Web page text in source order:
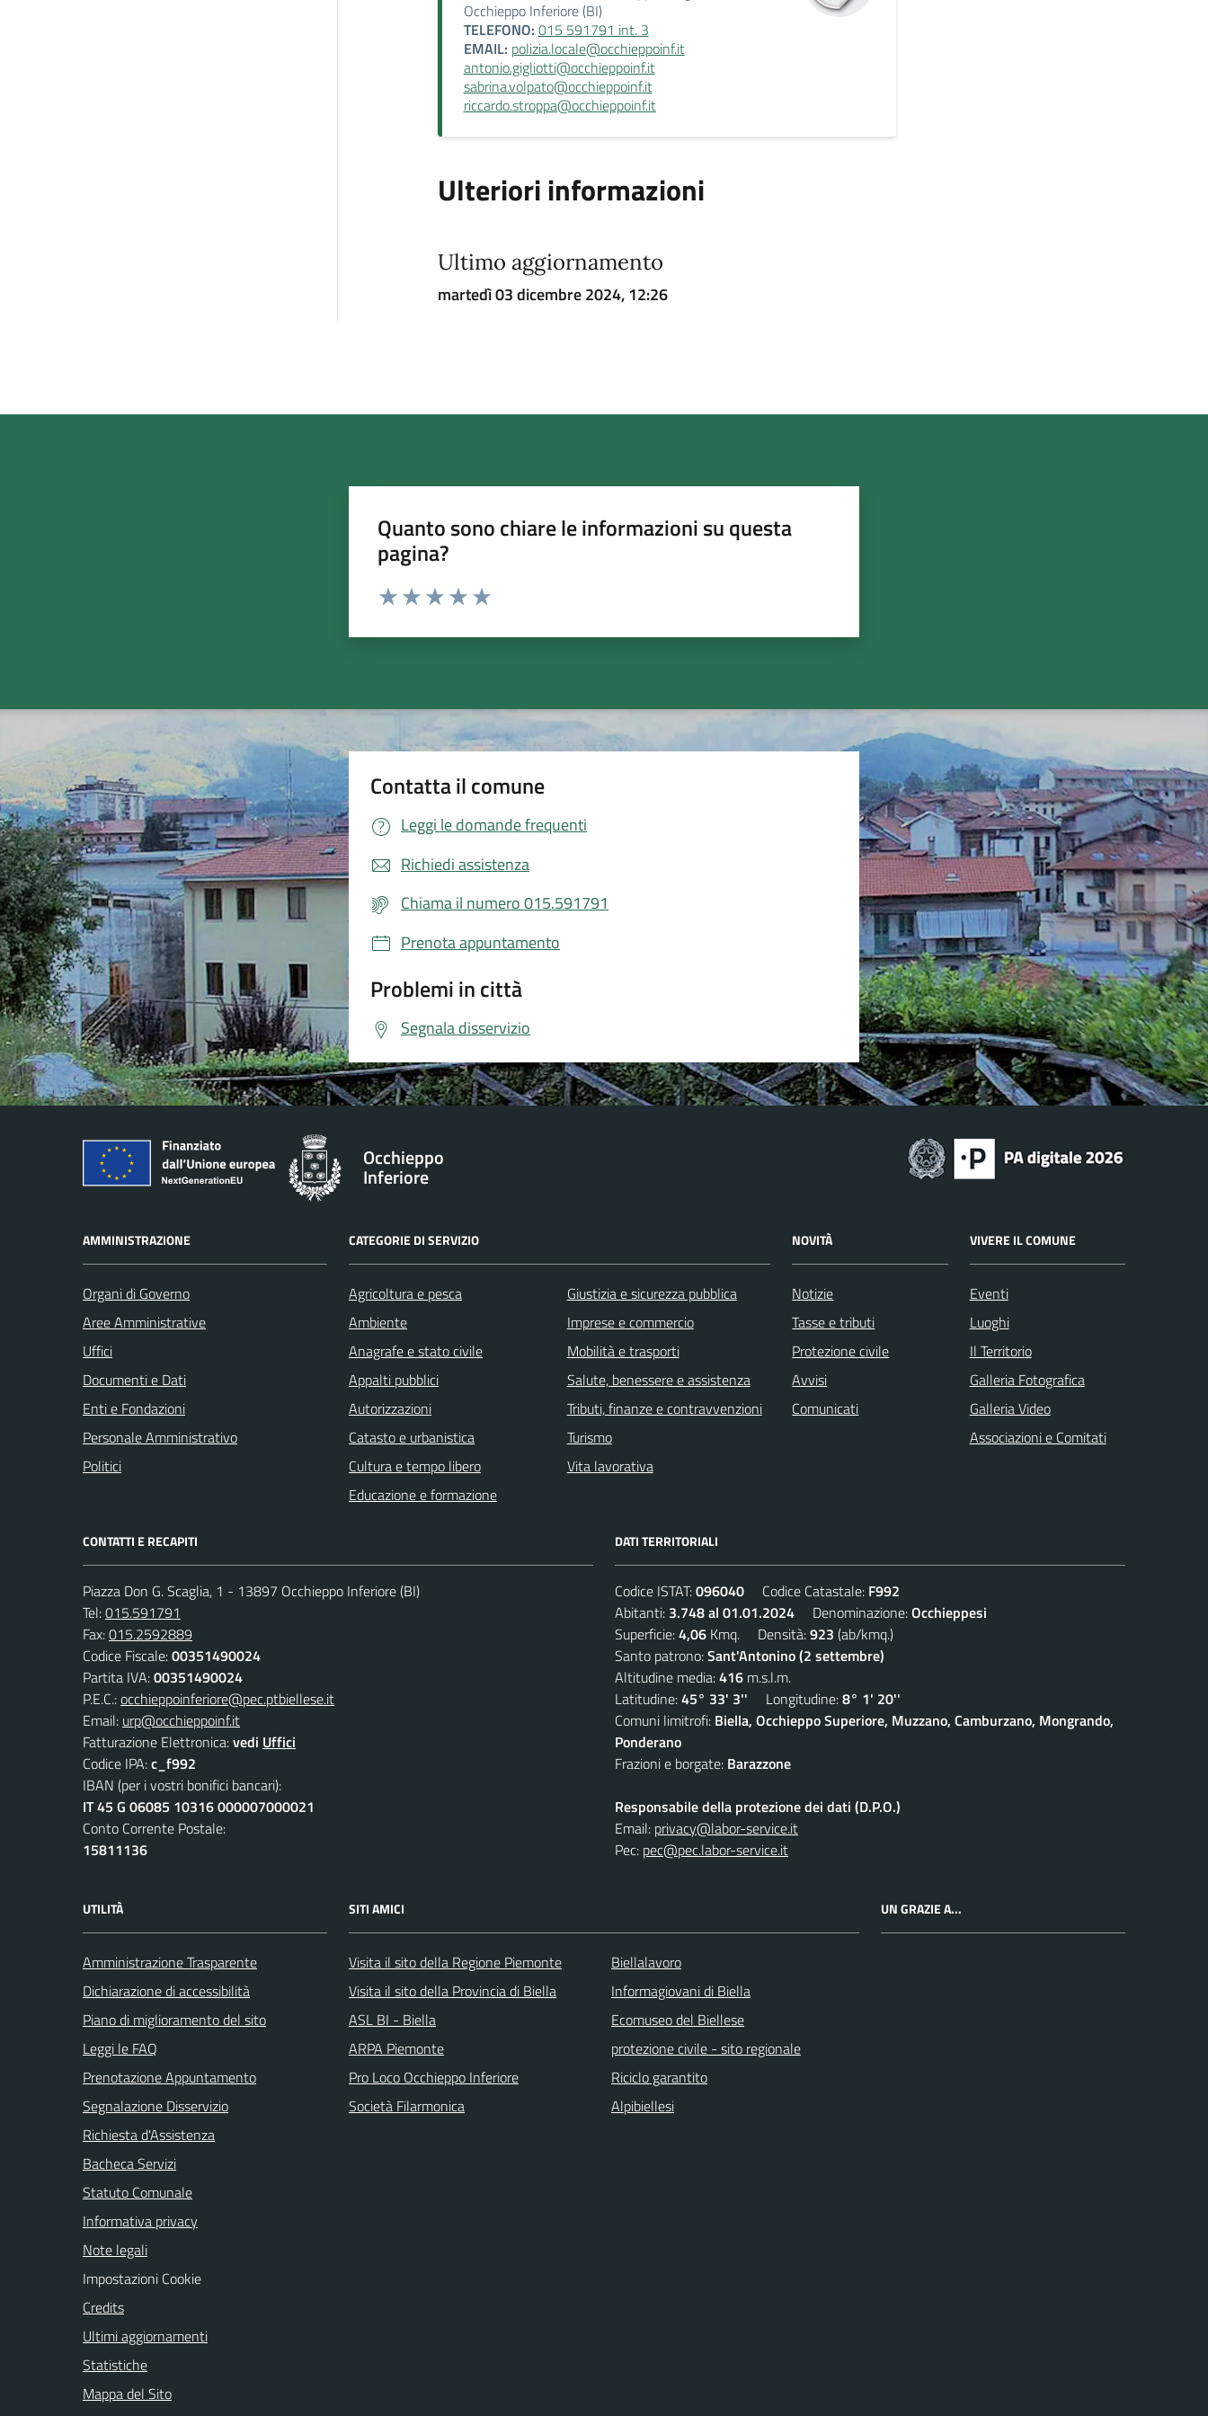
Occhieppo Inferiore (BI)
TELEFONO: 015 591791 int. 3
EMAIL: polizia.locale@occhieppoinf.it
antonio.gigliotti@occhieppoinf.it
sabrina.volpato@occhieppoinf.it
riccardo.stroppa@occhieppoinf.it
Ulteriori informazioni
Ultimo aggiornamento
martedì 03 dicembre 2024, 12:26
Quanto sono chiare le informazioni su questa
pagina?
Valuta da 1 a 5 stelle la pagina
Contatta il comune
Leggi le domande frequenti
Richiedi assistenza
Chiama il numero 015.591791
Prenota appuntamento
Problemi in città
Segnala disservizio
Occhieppo
Inferiore
AMMINISTRAZIONE
Organi di Governo
Aree Amministrative
Uffici
Documenti e Dati
Enti e Fondazioni
Personale Amministrativo
Politici
CATEGORIE DI SERVIZIO
Agricoltura e pesca
Ambiente
Anagrafe e stato civile
Appalti pubblici
Autorizzazioni
Catasto e urbanistica
Cultura e tempo libero
Educazione e formazione
Giustizia e sicurezza pubblica
Imprese e commercio
Mobilità e trasporti
Salute, benessere e assistenza
Tributi, finanze e contravvenzioni
Turismo
Vita lavorativa
NOVITÀ
Notizie
Tasse e tributi
Protezione civile
Avvisi
Comunicati
VIVERE IL COMUNE
Eventi
Luoghi
Il Territorio
Galleria Fotografica
Galleria Video
Associazioni e Comitati
CONTATTI E RECAPITI
Piazza Don G. Scaglia, 1 - 13897 Occhieppo Inferiore (BI)
Tel:015.591791
Fax:015.2592889
Codice Fiscale:00351490024
Partita IVA:00351490024
P.E.C.:occhieppoinferiore@pec.ptbiellese.it
Email: urp@occhieppoinf.it
Fatturazione Elettronica:vedi Uffici
Codice IPA:c_f992
IBAN (per i vostri bonifici bancari):
IT 45 G 06085 10316 000007000021
Conto Corrente Postale:
15811136
DATI TERRITORIALI
Codice ISTAT:096040 Codice Catastale: F992
Abitanti: 3.748 al 01.01.2024 Denominazione:Occhieppesi
Superficie:4,06 Kmq. Densità:923 (ab/kmq.)
Santo patrono:Sant'Antonino (2 settembre)
Altitudine media:416 m.s.l.m.
Latitudine:45° 33' 3'' Longitudine:8° 1' 20''
Comuni limitrofi: Biella, Occhieppo Superiore, Muzzano, Camburzano, Mongrando,
Ponderano
Frazioni e borgate: Barazzone
Responsabile della protezione dei dati (D.P.O.)
Email: privacy@labor-service.it
Pec: pec@pec.labor-service.it
UTILITÀ
Amministrazione Trasparente
Dichiarazione di accessibilità
Piano di miglioramento del sito
Leggi le FAQ
Prenotazione Appuntamento
Segnalazione Disservizio
Richiesta d'Assistenza
Bacheca Servizi
Statuto Comunale
Informativa privacy
Note legali
Impostazioni Cookie
Credits
Ultimi aggiornamenti
Statistiche
Mappa del Sito
SITI AMICI
Visita il sito della Regione Piemonte
Visita il sito della Provincia di Biella
ASL BI - Biella
ARPA Piemonte
Pro Loco Occhieppo Inferiore
Società Filarmonica
Biellalavoro
Informagiovani di Biella
Ecomuseo del Biellese
protezione civile - sito regionale
Riciclo garantito
Alpibiellesi
UN GRAZIE A...